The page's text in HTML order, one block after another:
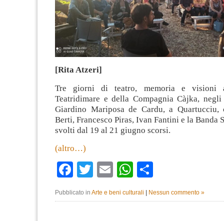
[Rita Atzeri]
Tre giorni di teatro, memoria e visioni
Teatridimare e della Compagnia Càjka,
Giardino Mariposa de Cardu, a Quartucciu,
Berti, Francesco Piras, Ivan Fantini e la Banda
svolti dal 19 al 21 giugno scorsi.
(altro…)
Facebook
TwitterEmailWhatsApp
Pubblicato in Arte e beni culturali Nessun commento »